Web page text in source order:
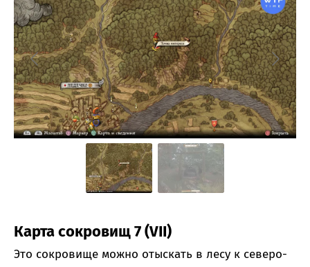
Карта сокровищ 7 (VII)
Это сокровище можно отыскать в лесу к северо-